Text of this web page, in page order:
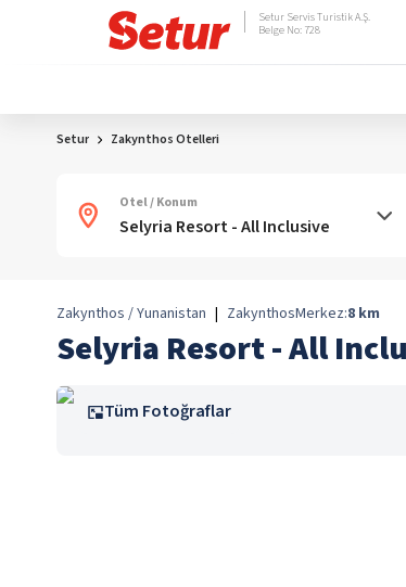
Setur Servis Turistik A.Ş.
Belge No: 728
Setur Zakynthos Otelleri
Otel / Konum
Zakynthos / Yunanistan | ZakynthosMerkez:8 km
Selyria Resort - All
Tüm Fotoğraflar